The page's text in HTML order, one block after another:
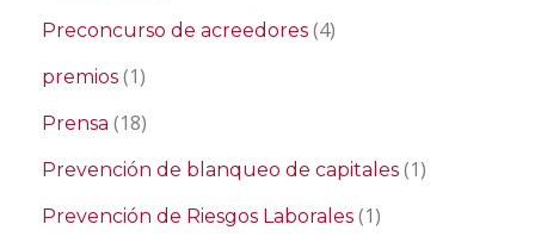
Preconcurso de acreedores (4)
premios (1)
Prensa (18)
Prevención de blanqueo de capitales (1)
Prevención de Riesgos Laborales (1)